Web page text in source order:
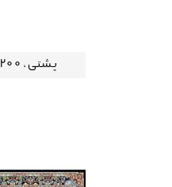
پشتی ، 1200 شانه - P-1210